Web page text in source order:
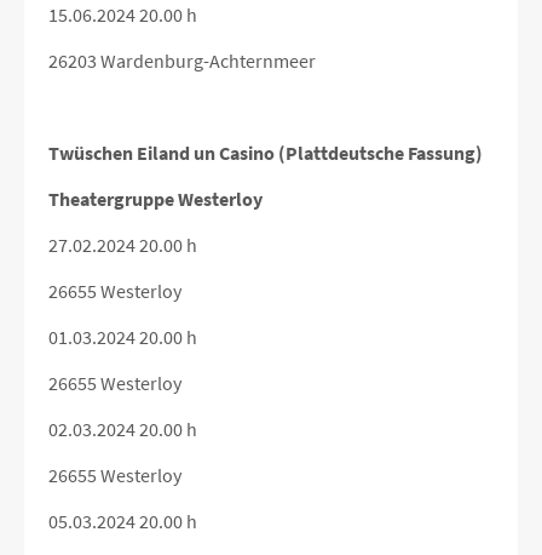
15.06.2024 20.00 h
26203 Wardenburg-Achternmeer
Twüschen Eiland un Casino (Plattdeutsche Fassung)
Theatergruppe Westerloy
27.02.2024 20.00 h
26655 Westerloy
01.03.2024 20.00 h
26655 Westerloy
02.03.2024 20.00 h
26655 Westerloy
05.03.2024 20.00 h